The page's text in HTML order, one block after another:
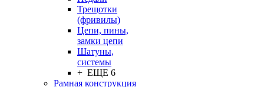
Трещотки
(фривилы)
Цепи, пины,
замки цепи
Шатуны,
системы
+ ЕЩЕ 6
Рамная конструкция